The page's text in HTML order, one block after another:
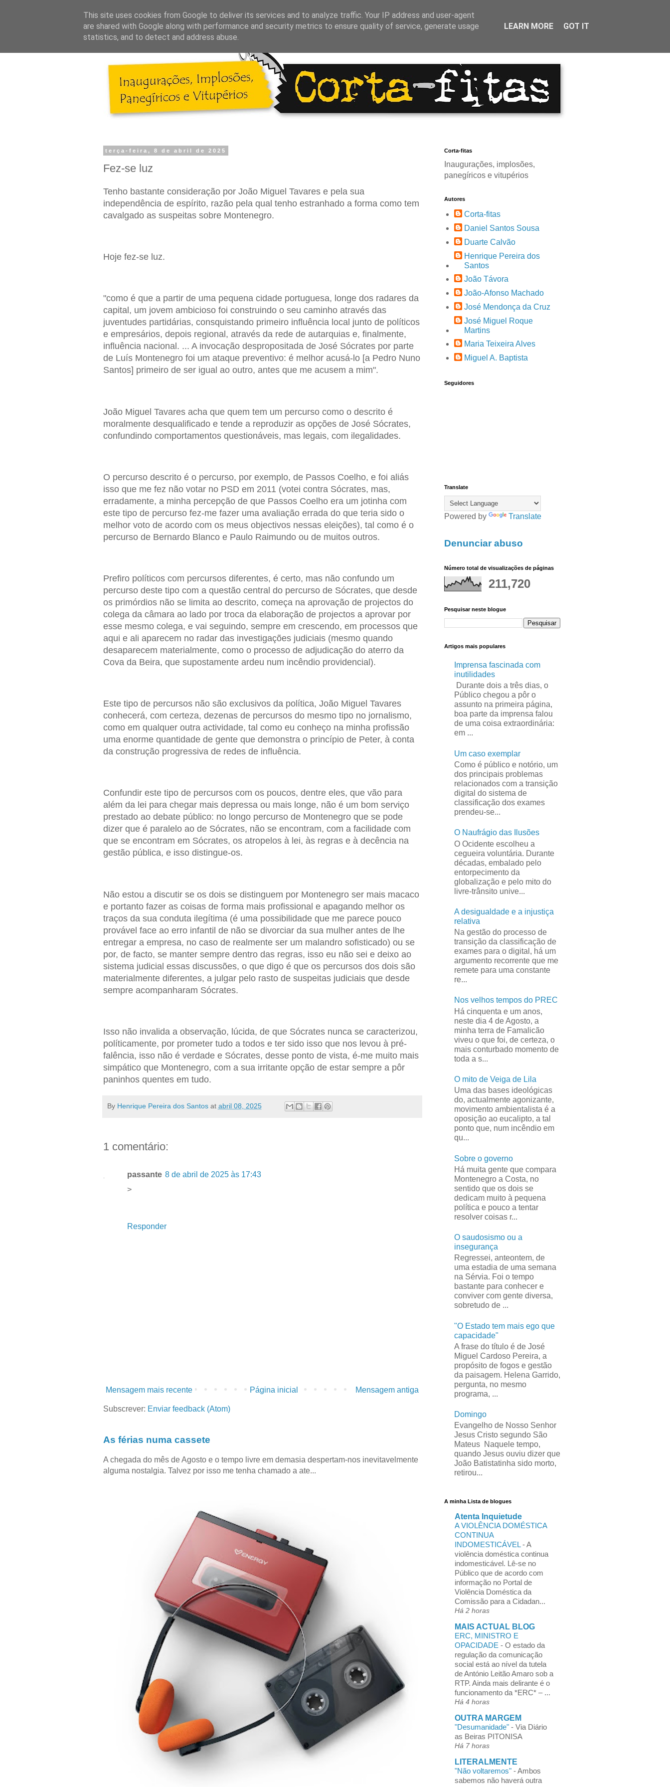
terça-feira, 8 de abril de 2025
Fez-se luz
Tenho bastante consideração por João Miguel Tavares e pela sua
independência de espírito, razão pela qual tenho estranhado a forma como tem
cavalgado as suspeitas sobre Montenegro.
Hoje fez-se luz.
"como é que a partir de uma pequena cidade portuguesa, longe dos radares da
capital, um jovem ambicioso foi construindo o seu caminho através das
juventudes partidárias, consquistando primeiro influência local junto de políticos
e empresários, depois regional, através da rede de autarquias e, finalmente,
influência nacional. ... A invocação despropositada de José Sócrates por parte
de Luís Montenegro foi um ataque preventivo: é melhor acusá-lo [a Pedro Nuno
Santos] primeiro de ser igual ao outro, antes que me acusem a mim".
João Miguel Tavares acha que quem tem um percurso como o descrito é
moralmente desqualificado e tende a reproduzir as opções de José Sócrates,
confundindo comportamentos questionáveis, mas legais, com ilegalidades.
O percurso descrito é o percurso, por exemplo, de Passos Coelho, e foi aliás
isso que me fez não votar no PSD em 2011 (votei contra Sócrates, mas,
erradamente, a minha percepção de que Passos Coelho era um jotinha com
este tipo de percurso fez-me fazer uma avaliação errada do que teria sido o
melhor voto de acordo com os meus objectivos nessas eleições), tal como é o
percurso de Bernardo Blanco e Paulo Raimundo ou de muitos outros.
Prefiro políticos com percursos diferentes, é certo, mas não confundo um
percurso deste tipo com a questão central do percurso de Sócrates, que desde
os primórdios não se limita ao descrito, começa na aprovação de projectos do
colega da câmara ao lado por troca da elaboração de projectos a aprovar por
esse mesmo colega, e vai seguindo, sempre em crescendo, em processos que
aqui e ali aparecem no radar das investigações judiciais (mesmo quando
desaparecem materialmente, como o processo de adjudicação do aterro da
Cova da Beira, que supostamente ardeu num incêndio providencial).
Este tipo de percursos não são exclusivos da política, João Miguel Tavares
conhecerá, com certeza, dezenas de percursos do mesmo tipo no jornalismo,
como em qualquer outra actividade, tal como eu conheço na minha profissão
uma enorme quantidade de gente que demonstra o princípio de Peter, à conta
da construção progressiva de redes de influência.
Confundir este tipo de percursos com os poucos, dentre eles, que vão para
além da lei para chegar mais depressa ou mais longe, não é um bom serviço
prestado ao debate público: no longo percurso de Montenegro que se pode
dizer que é paralelo ao de Sócrates, não se encontram, com a facilidade com
que se encontram em Sócrates, os atropelos à lei, às regras e à decência na
gestão pública, e isso distingue-os.
Não estou a discutir se os dois se distinguem por Montenegro ser mais macaco
e portanto fazer as coisas de forma mais profissional e apagando melhor os
traços da sua conduta ilegítima (é uma possibilidade que me parece pouco
provável face ao erro infantil de não se divorciar da sua mulher antes de lhe
entregar a empresa, no caso de realmente ser um malandro sofisticado) ou se
por, de facto, se manter sempre dentro das regras, isso eu não sei e deixo ao
sistema judicial essas discussões, o que digo é que os percursos dos dois são
materialmente diferentes, a julgar pelo rasto de suspeitas judiciais que desde
sempre acompanharam Sócrates.
Isso não invalida a observação, lúcida, de que Sócrates nunca se caracterizou,
políticamente, por prometer tudo a todos e ter sido isso que nos levou à pré-
falência, isso não é verdade e Sócrates, desse ponto de vista, é-me muito mais
simpático que Montenegro, com a sua irritante opção de estar sempre a pôr
paninhos quentes em tudo.
By Henrique Pereira dos Santos at abril 08, 2025
1 comentário:
passante 8 de abril de 2025 às 17:43
>
Responder
Mensagem mais recente Mensagem antiga
Página inicial
Subscrever: Enviar feedback (Atom)
As férias numa cassete
A chegada do mês de Agosto e o tempo livre em demasia despertam-nos inevitavelmente
alguma nostalgia. Talvez por isso me tenha chamado a ate...
Corta-fitas
Inaugurações, implosões,
panegíricos e vitupérios
Autores
Corta-fitas
Daniel Santos Sousa
Duarte Calvão
Henrique Pereira dos
Santos
João Távora
João-Afonso Machado
José Mendonça da Cruz
José Miguel Roque
Martins
Maria Teixeira Alves
Miguel A. Baptista
Seguidores
Translate
Powered by Translate
Denunciar abuso
Número total de visualizações de páginas
211,720
Pesquisar neste blogue
Artigos mais populares
Imprensa fascinada com
inutilidades
Durante dois a três dias, o
Público chegou a pôr o
assunto na primeira página,
boa parte da imprensa falou
de uma coisa extraordinária:
em ...
Um caso exemplar
Como é público e notório, um
dos principais problemas
relacionados com a transição
digital do sistema de
classificação dos exames
prendeu-se...
O Naufrágio das Ilusões
O Ocidente escolheu a
cegueira voluntária. Durante
décadas, embalado pelo
entorpecimento da
globalização e pelo mito do
livre-trânsito unive...
A desigualdade e a injustiça
relativa
Na gestão do processo de
transição da classificação de
exames para o digital, há um
argumento recorrente que me
remete para uma constante
re...
Nos velhos tempos do PREC
Há cinquenta e um anos,
neste dia 4 de Agosto, a
minha terra de Famalicão
viveu o que foi, de certeza, o
mais conturbado momento de
toda a s...
O mito de Veiga de Lila
Uma das bases ideológicas
do, actualmente agonizante,
movimento ambientalista é a
oposição ao eucalipto, a tal
ponto que, num incêndio em
qu...
Sobre o governo
Há muita gente que compara
Montenegro a Costa, no
sentido que os dois se
dedicam muito à pequena
política e pouco a tentar
resolver coisas r...
O saudosismo ou a
insegurança
Regressei, anteontem, de
uma estadia de uma semana
na Sérvia. Foi o tempo
bastante para conhecer e
conviver com gente diversa,
sobretudo de ...
"O Estado tem mais ego que
capacidade"
A frase do título é de José
Miguel Cardoso Pereira, a
propósito de fogos e gestão
da paisagem. Helena Garrido,
pergunta, no mesmo
programa, ...
Domingo
Evangelho de Nosso Senhor
Jesus Cristo segundo São
Mateus Naquele tempo,
quando Jesus ouviu dizer que
João Batistatinha sido morto,
retirou...
A minha Lista de blogues
Atenta Inquietude
A VIOLÊNCIA DOMÉSTICA
CONTINUA
INDOMESTICÁVEL-A
violência doméstica continua
indomesticável. Lê-se no
Público que de acordo com
informação no Portal de
Violência Doméstica da
Comissão para a Cidadan...
Há 2 horas
MAIS ACTUAL BLOG
ERC, MINISTRO E
OPACIDADE - O estado da
regulação da comunicação
social está ao nível da tutela
de António Leitão Amaro sob a
RTP. Ainda mais delirante é o
funcionamento da *ERC* – ...
Há 4 horas
OUTRA MARGEM
"Desumanidade" - Via Diário
as Beiras PITONISA
Há 7 horas
LITERALMENTE
"Não voltaremos" -Ambos
sabemos não haverá outra
This site uses cookies from Google to deliver its services and to analyze traffic. Your IP address and user-agent
are shared with Google along with performance and security metrics to ensure quality of service, generate usage
statistics, and to detect and address abuse.
LEARN MORE GOT IT